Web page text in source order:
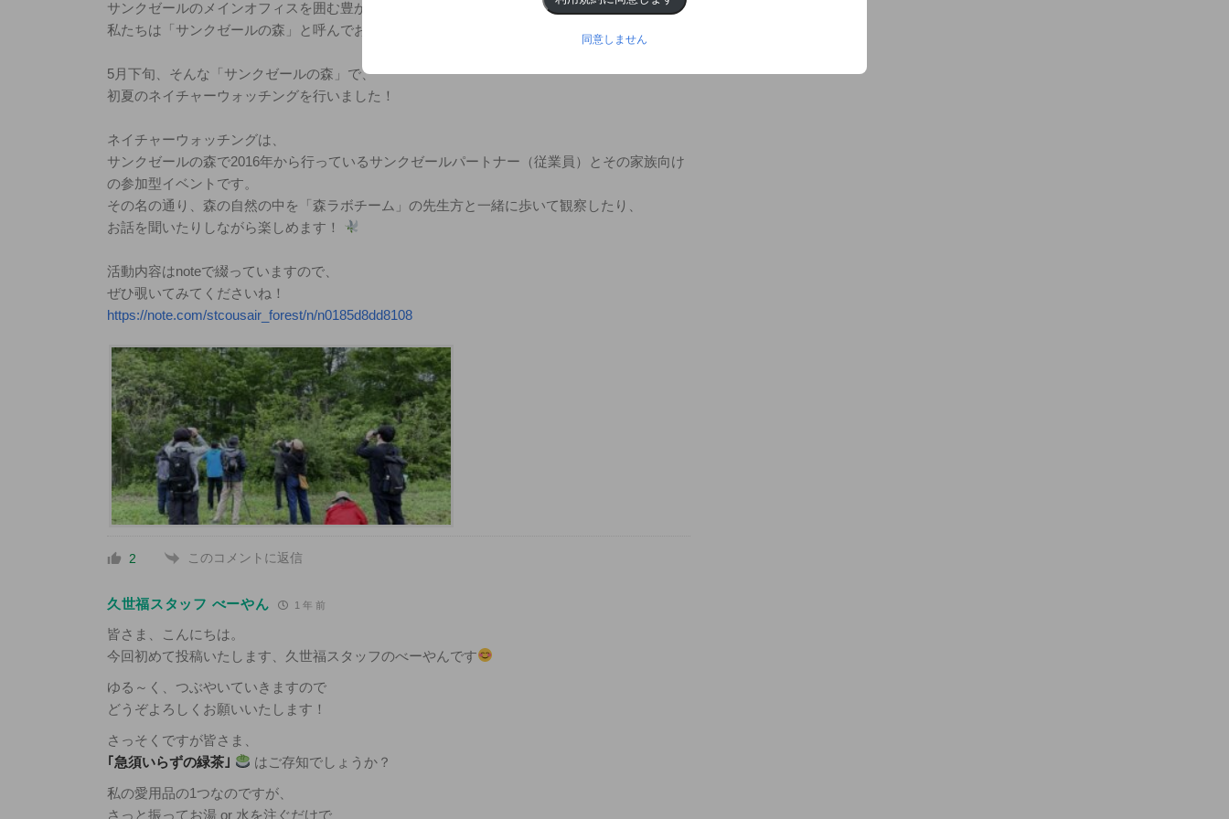
サンクゼールのメインオフィスを囲む豊かな森があります
私たちは「サンクゼールの森」と呼んでおり、さまざまな活動を行っています。
5月下旬、そんな「サンクゼールの森」で、
初夏のネイチャーウォッチングを行いました！
ネイチャーウォッチングは、
サンクゼールの森で2016年から行っているサンクゼールパートナー（従業員）とその家族向け
の参加型イベントです。
その名の通り、森の自然の中を「森ラボチーム」の先生方と一緒に歩いて観察したり、
お話を聞いたりしながら楽しめます！
活動内容はnoteで綴っていますので、
ぜひ覗いてみてくださいね！
https://note.com/stcousair_forest/n/n0185d8dd8108
2 このコメントに返信
久世福スタッフ べーやん 1 年 前
皆さま、こんにちは。
今回初めて投稿いたします、久世福スタッフのべーやんです
ゆる～く、つぶやいていきますので
どうぞよろしくお願いいたします！
さっそくですが皆さま、
｢急須いらずの緑茶｣
はご存知でしょうか？
私の愛用品の1つなのですが、
さっと振ってお湯 or 水を注ぐだけで
同意しません